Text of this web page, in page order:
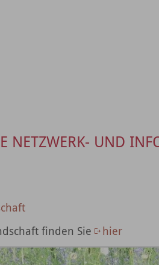
NETZWERK- UND
finden Sie
hier